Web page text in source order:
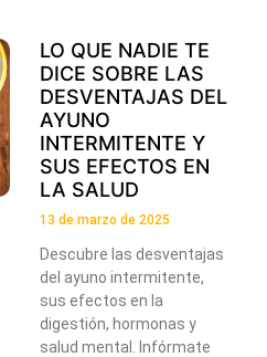
LO QUE NADIE TE
DICE SOBRE LAS
DESVENTAJAS DEL
AYUNO
INTERMITENTE Y
SUS EFECTOS EN
LA SALUD
13 de marzo de 2025
Descubre las desventajas
del ayuno intermitente,
sus efectos en la
digestión, hormonas y
salud mental. Infórmate